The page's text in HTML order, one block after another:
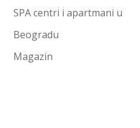
SPA centri i apartmani u
Beogradu
Magazin